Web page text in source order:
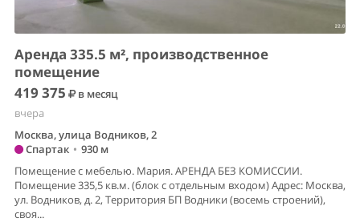
Аренда 335.5 м², производственное
помещение
419 375
в месяц
вчера
Москва, улица Водников, 2
Спартак • 930 м
Помещение с мебелью. Мария. АРЕНДА БЕЗ КОМИССИИ.
Помещение 335,5 кв.м. (блок с отдельным входом) Адрес: Москва,
ул. Водников, д. 2, Территория БП Водники (восемь строений),
своя...